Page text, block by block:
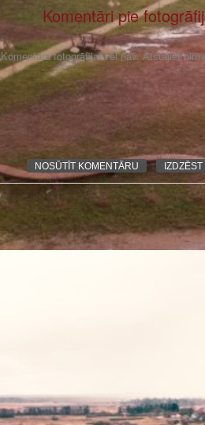
Komentāri pie
Komentāra fotogrāfijai vēl nav. Atstājiet